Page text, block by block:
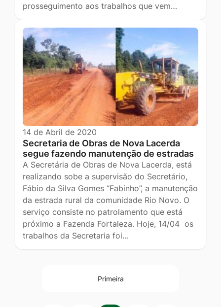
prosseguimento aos trabalhos que vem…
14 de Abril de 2020
Secretaria de Obras de Nova Lacerda
segue fazendo manutenção de estradas
A Secretária de Obras de Nova Lacerda, está
realizando sobe a supervisão do Secretário,
Fábio da Silva Gomes “Fabinho”, a manutenção
da estrada rural da comunidade Rio Novo. O
serviço consiste no patrolamento que está
próximo a Fazenda Fortaleza. Hoje, 14/04 os
trabalhos da Secretaria foi…
Primeira